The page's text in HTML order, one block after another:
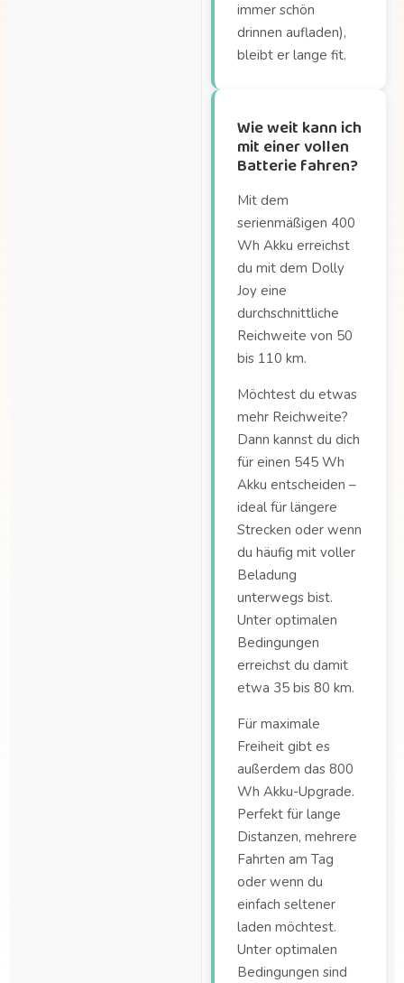
immer schön
drinnen aufladen),
bleibt er lange fit.
Wie weit kann ich
mit einer vollen
Batterie fahren?
Mit dem
serienmäßigen 400
Wh Akku erreichst
du mit dem Dolly
Joy eine
durchschnittliche
Reichweite von 50
bis 110 km.
Möchtest du etwas
mehr Reichweite?
Dann kannst du dich
für einen 545 Wh
Akku entscheiden –
ideal für längere
Strecken oder wenn
du häufig mit voller
Beladung
unterwegs bist.
Unter optimalen
Bedingungen
erreichst du damit
etwa 35 bis 80 km.
Für maximale
Freiheit gibt es
außerdem das 800
Wh Akku-Upgrade.
Perfekt für lange
Distanzen, mehrere
Fahrten am Tag
oder wenn du
einfach seltener
laden möchtest.
Unter optimalen
Bedingungen sind